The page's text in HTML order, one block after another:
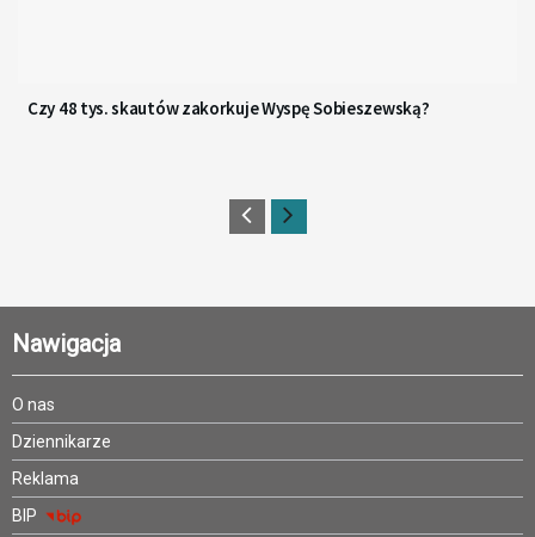
Czy 48 tys. skautów zakorkuje Wyspę Sobieszewską?
Nawigacja
O nas
Dziennikarze
Reklama
BIP